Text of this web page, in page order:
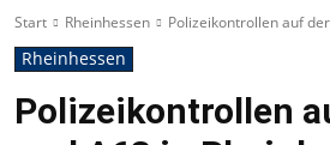
Start Rheinhessen Polizeikontrollen auf
Rheinhessen
Polizeikontrollen